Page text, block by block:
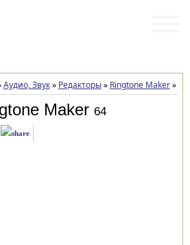
Аудио, Звук» Редакторы» Ringtone Maker»
Maker 64